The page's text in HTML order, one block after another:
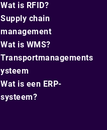
Wat is RFID?
Supply chain
management
Wat is WMS?
Transportmanagements
ysteem
Wat is een ERP-
systeem?